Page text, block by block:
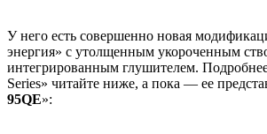
У него есть совершенно новая
энергия» с утолщенным укороченным
интегрированным глушителем.
Series» читайте ниже, а пока — ее
95QE»: